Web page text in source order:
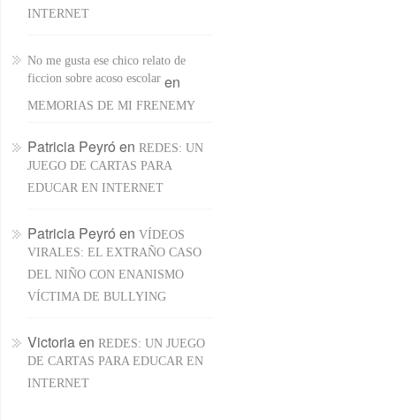
INTERNET
No me gusta ese chico relato de
ficcion sobre acoso escolaren
MEMORIAS DE MI FRENEMY
Patricia Peyró en REDES: UN
JUEGO DE CARTAS PARA
EDUCAR EN INTERNET
Patricia Peyró en VÍDEOS
VIRALES: EL EXTRAÑO CASO
DEL NIÑO CON ENANISMO
VÍCTIMA DE BULLYING
Victoriaen REDES: UN JUEGO
DE CARTAS PARA EDUCAR EN
INTERNET